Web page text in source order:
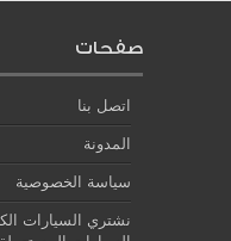
صفحات
اتصل بنا
المدونة
سياسة الخصوصية